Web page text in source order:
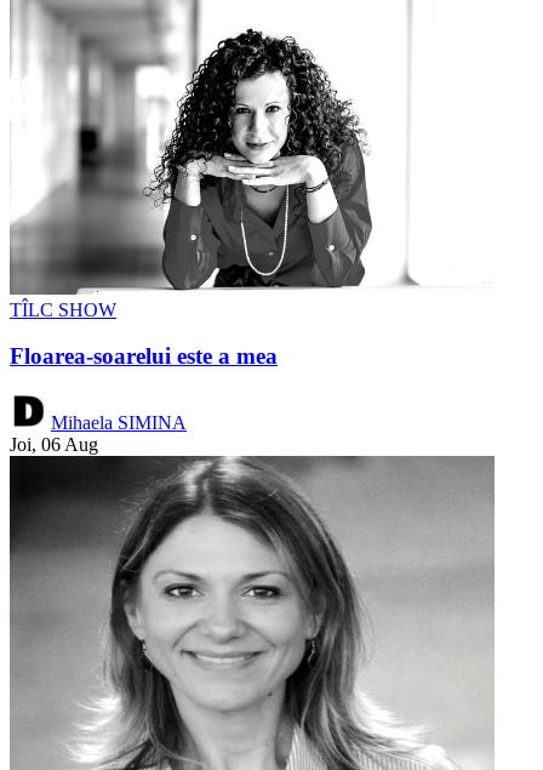
TÎLC SHOW
Floarea-soarelui este a mea
Mihaela SIMINA
Joi, 06 Aug